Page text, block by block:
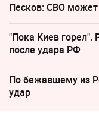
Песков: СВО
"Пока Киев горел".
после удара РФ
По бежавшему из
удар